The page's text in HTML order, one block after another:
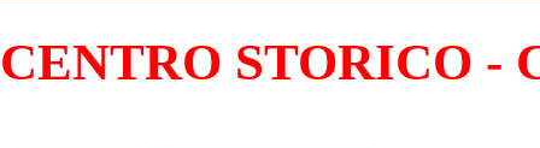
CENTRO STORICO -